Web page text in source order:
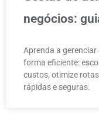
negócios:
Aprenda a gerenciar
forma eficiente:
custos, otimize
rápidas e seguras.